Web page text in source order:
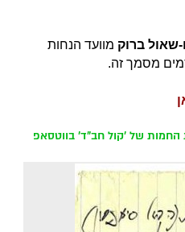
שאול ברוק מוועד הנחות
מסמך זה.
החמות של 'קול חב"ד' בווטסאפ